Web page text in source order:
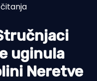
uginula
Neretve